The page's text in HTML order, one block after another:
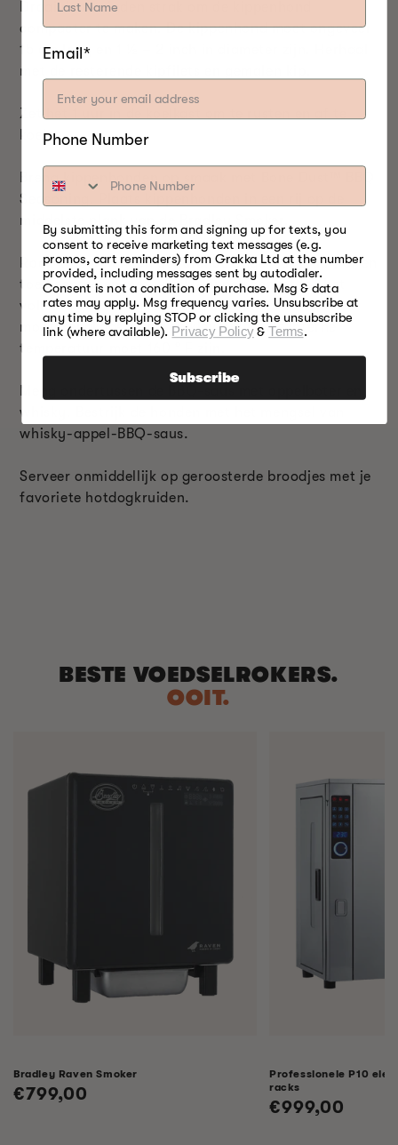
Draai de uiteinden strak om de kippenhond
compacter te maken. De kippenhond moet ongeveer
15 cm lang en 1 ½ – 2 inch in diameter zijn. Herhaal
met de resterende kipfilets en gemalen kip.
Zet het 1 uur in de koelkast om te rusten en af te
koelen.
Breng kippenhonden op smaak met Bone Dust™ BBQ
Seasoning. Plaats kippenhonden in een rij op de
middelste plank van de Bradley Smoker.
Rook kippenhonden gedurende ongeveer 2 uur, af en
toe besproeien met whisky/appelsapmist tot het
volledig gaar is en het centrum van de
mozzarellakaas warm en kleverig is. De interne
temperatuur moet 160 ° F zijn.
whisky. Bestrijk de honden met het mengsel van
whisky-appel-BBQ-saus.
Serveer onmiddellijk op geroosterde broodjes met je
favoriete hotdogkruiden.
BESTE VOEDSELROKERS.
OOIT.
Bradley Raven Smoker
Normale
€799,00
Professionele P10
racks
Normale
€999,00
Email*
Phone Number
By submitting this form and signing up for texts, you
consent to receive marketing text messages (e.g.
promos, cart reminders) from Grakka Ltd at the number
provided, including messages sent by autodialer.
Consent is not a condition of purchase. Msg & data
rates may apply. Msg frequency varies. Unsubscribe at
any time by replying STOP or clicking the unsubscribe
link (where available). Privacy Policy&Terms.
Subscribe